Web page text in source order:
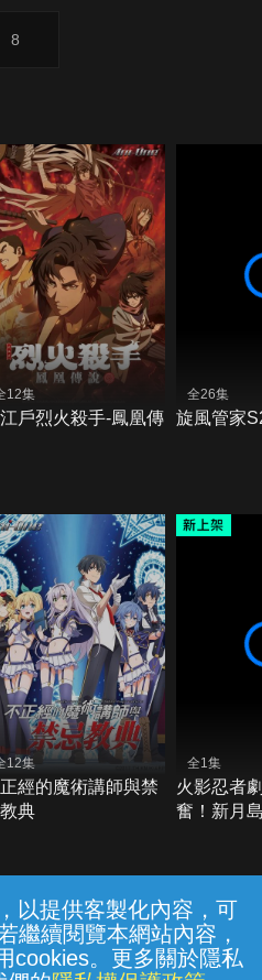
以提供客製化內容，可
繼續閱覽本網站內容，
cookies。更多關於隱私
8
12集
戶烈火殺手-鳳凰傳
全26集
旋風管家
12集
經的魔術講師與禁
典
全1集
火影忍者
奮！新月
服務條款 隱私權保護
{{notifyMsg}}